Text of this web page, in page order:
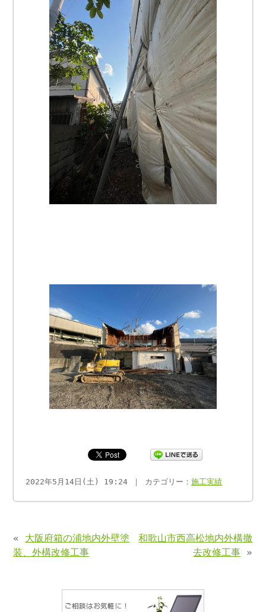
2022年5月14日(土) 19:24 ｜ カテゴリー：施工実績
« 大阪府箱の浦地内外壁塗
装、外構改修工事
和歌山市西高松地内外構撤
去改修工事 »